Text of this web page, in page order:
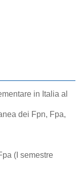
in Italia al
dei Fpn, Fpa,
(I semestre